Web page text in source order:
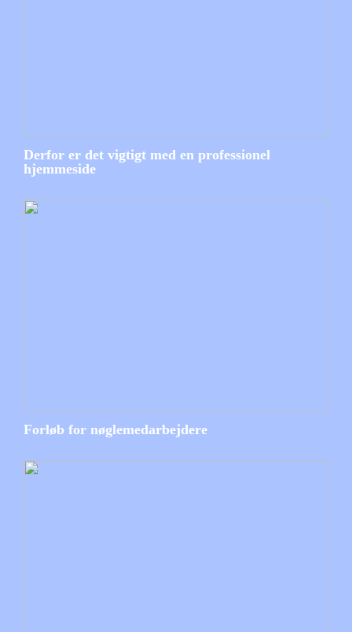
Derfor er det vigtigt med en professionel
hjemmeside
Forløb for nøglemedarbejdere